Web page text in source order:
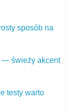
sposób na
— świeży akcent
testy warto